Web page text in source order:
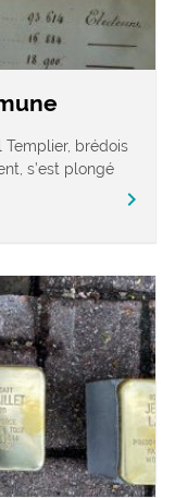
Templier, brédois
s’est plongé
chevron_right